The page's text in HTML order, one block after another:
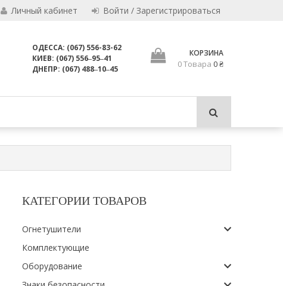
Личный кабинет Войти / Зарегистрироваться
ЛТД
пригодны для использования по назначению.
ОДЕССА: (067) 556-83-62
КИЕВ: (067) 556‒95‒41
ДНЕПР: (067) 488‒10‒45
КОРЗИНА
0 Товара 0 ₴
КАТЕГОРИИ ТОВАРОВ
Огнетушители
Комплектующие
Оборудование